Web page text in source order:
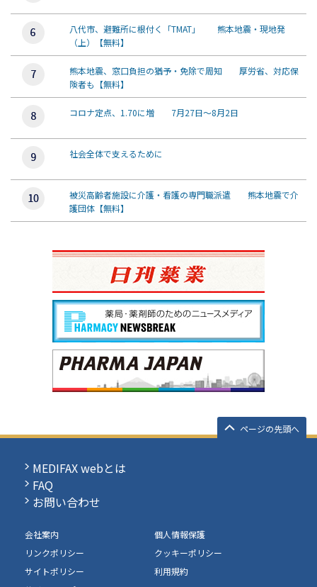
八代市、避難所に根付く「TMAT」 熊本地震・現地発
（上）【無料】
熊本地震、窓口負担の猶予・免除で周知 厚労省、対応保
険者も【無料】
コロナ定点、1.70に増 7月27日～8月2日
社会全体で支えるために
被災高齢者施設に介護・看護の専門職派遣 熊本地震で介
護団体【無料】
ページの先頭へ
MEDIFAX webとは
FAQ
お問い合わせ
会社案内
個人情報保護
リンクポリシー
クッキーポリシー
サイトポリシー
利用規約